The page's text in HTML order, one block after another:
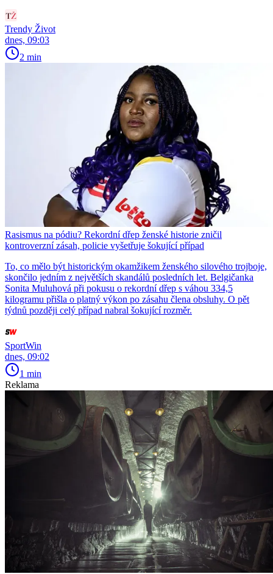
Trendy Život
dnes, 09:03
2 min
Rasismus na pódiu? Rekordní dřep ženské historie zničil
kontroverzní zásah, policie vyšetřuje šokující případ
To, co mělo být historickým okamžikem ženského silového trojboje,
skončilo jedním z největších skandálů posledních let. Belgičanka
Sonita Muluhová při pokusu o rekordní dřep s váhou 334,5
kilogramu přišla o platný výkon po zásahu člena obsluhy. O pět
týdnů později celý případ nabral šokující rozměr.
SportWin
dnes, 09:02
1 min
Reklama